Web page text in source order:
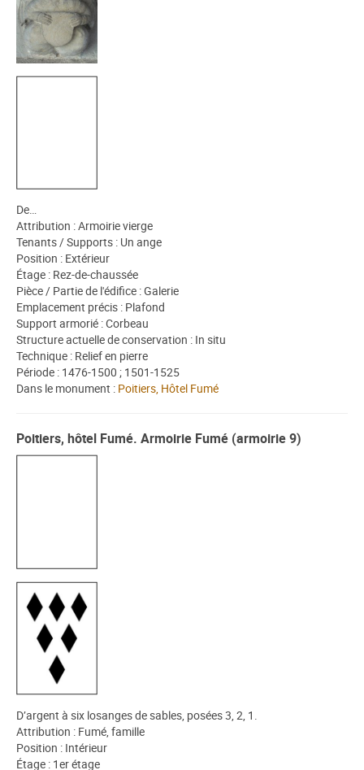
De…
Attribution : Armoirie vierge
Tenants / Supports : Un ange
Position : Extérieur
Étage : Rez-de-chaussée
Pièce / Partie de l'édifice : Galerie
Emplacement précis : Plafond
Support armorié : Corbeau
Structure actuelle de conservation : In situ
Technique : Relief en pierre
Période : 1476-1500 ; 1501-1525
Dans le monument : Poitiers, Hôtel Fumé
Poitiers, hôtel Fumé. Armoirie Fumé (armoirie 9)
D’argent à six losanges de sables, posées 3, 2, 1.
Attribution : Fumé, famille
Position : Intérieur
Étage : 1er étage